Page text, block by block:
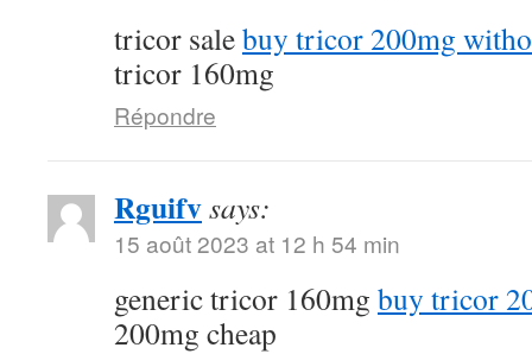
tricor salebuy tricor 200mg
tricor 160mg
Répondre
Rguifvsays:
15 août 2023 at 12 h 54 min
generic tricor 160mg buy tricor
200mg cheap